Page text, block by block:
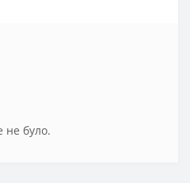
не було.